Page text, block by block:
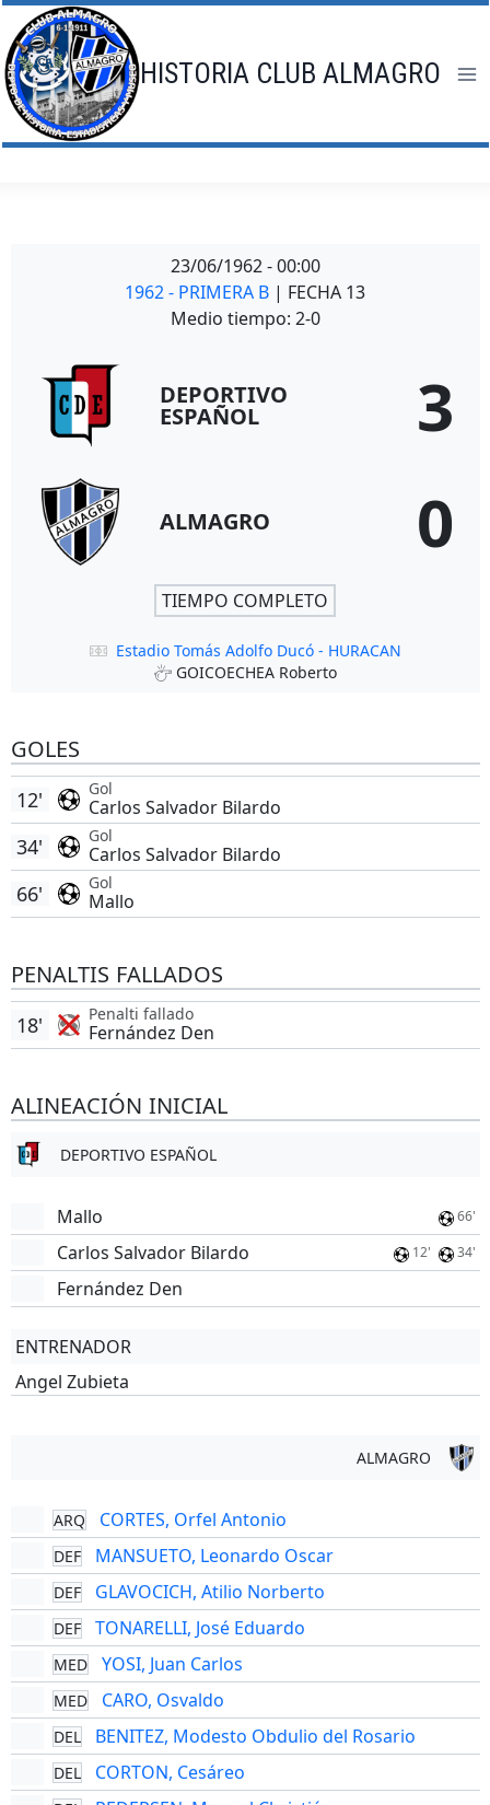
Saltar
al
contenido
HISTORIA CLUB ALMAGRO
23/06/1962 - 00:00
1962 - PRIMERA B | FECHA 13
Medio tiempo: 2-0
DEPORTIVO
ESPAÑOL 3
ALMAGRO 0
TIEMPO COMPLETO
Estadio Tomás Adolfo Ducó - HURACAN
GOICOECHEA Roberto
GOLES
Gol
Carlos Salvador Bilardo
12'
Gol
Carlos Salvador Bilardo
34'
Gol
Mallo
66'
PENALTIS FALLADOS
Penalti fallado
Fernández Den
18'
ALINEACIÓN INICIAL
DEPORTIVO ESPAÑOL
Mallo 66'
Carlos Salvador Bilardo 12' 34'
Fernández Den
ENTRENADOR
Angel Zubieta
ALMAGRO
ARQ CORTES, Orfel Antonio
DEF MANSUETO, Leonardo Oscar
DEF GLAVOCICH, Atilio Norberto
DEF TONARELLI, José Eduardo
MED YOSI, Juan Carlos
MED CARO, Osvaldo
DEL BENITEZ, Modesto Obdulio del Rosario
DEL CORTON, Cesáreo